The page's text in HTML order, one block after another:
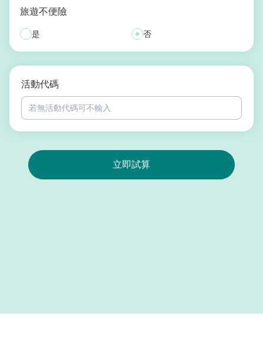
旅遊不便險
是 否
活動代碼
立即試算